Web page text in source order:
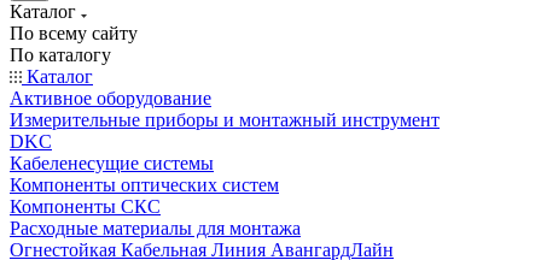
Каталог
По всему сайту
По каталогу
Каталог
Активное оборудование
Измерительные приборы и монтажный инструмент
DKC
Кабеленесущие системы
Компоненты оптических систем
Компоненты СКС
Расходные материалы для монтажа
Огнестойкая Кабельная Линия АвангардЛайн